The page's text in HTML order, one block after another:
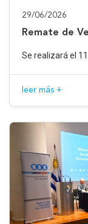
29/06/2026
Remate de
Se realizará el
leer más +